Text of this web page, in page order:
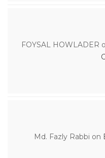
FOYSAL HOWLADER
Md. Fazly Rabbi on